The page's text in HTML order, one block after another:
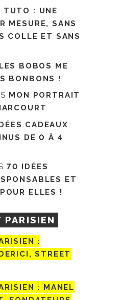
TUTO : UNE
MESURE, SANS
COLLE ET SANS
LES BOBOS ME
BONBONS !
MON PORTRAIT
CADEAUX
DE 0 À 4
70 IDÉES
ET
ELLES !
PARISIEN
:
STREET
: MANEL